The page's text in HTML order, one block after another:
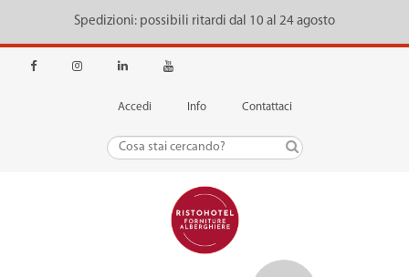
Spedizioni: possibili ritardi dal 10 al 24 agosto
Accedi Info Contattaci